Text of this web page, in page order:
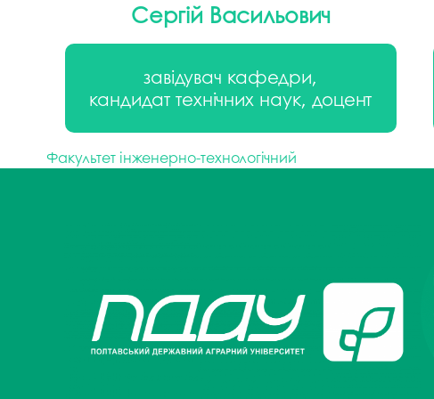
Сергій Васильович
завідувач кафедри,
кандидат технічних наук, доцент
Факультет інженерно-технологічний